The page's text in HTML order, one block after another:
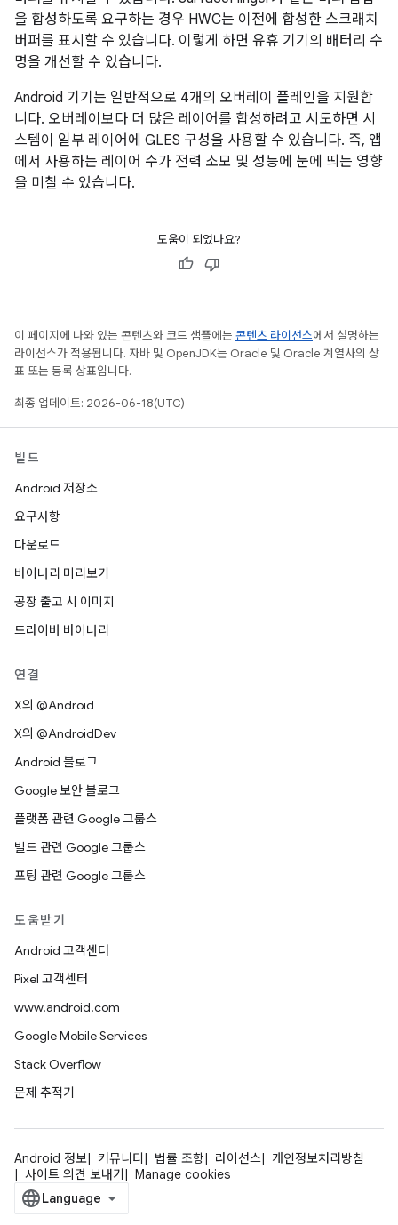
을 합성하도록 요구하는 경우 HWC는 이전에 합성한 스크래치
버퍼를 표시할 수 있습니다. 이렇게 하면 유휴 기기의 배터리 수
명을 개선할 수 있습니다.
Android 기기는 일반적으로 4개의 오버레이 플레인을 지원합
니다. 오버레이보다 더 많은 레이어를 합성하려고 시도하면 시
스템이 일부 레이어에 GLES 구성을 사용할 수 있습니다. 즉, 앱
에서 사용하는 레이어 수가 전력 소모 및 성능에 눈에 띄는 영향
을 미칠 수 있습니다.
도움이 되었나요?
이 페이지에 나와 있는 콘텐츠와 코드 샘플에는 콘텐츠 라이선스에서 설명하는
라이선스가 적용됩니다. 자바 및 OpenJDK는 Oracle 및 Oracle 계열사의 상
표 또는 등록 상표입니다.
최종 업데이트: 2026-06-18(UTC)
빌드
Android 저장소
요구사항
다운로드
바이너리 미리보기
공장 출고 시 이미지
드라이버 바이너리
연결
X의 @Android
X의 @AndroidDev
Android 블로그
Google 보안 블로그
플랫폼 관련 Google 그룹스
빌드 관련 Google 그룹스
포팅 관련 Google 그룹스
도움받기
Android 고객센터
Pixel 고객센터
www.android.com
Google Mobile Services
Stack Overflow
문제 추적기
Android 정보 커뮤니티 법률 조항 라이선스
개인정보처리방침
사이트 의견 보내기
Manage cookies